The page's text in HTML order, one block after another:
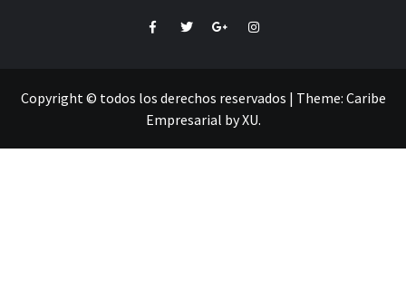
FacebookTwitterGoogle+Instagram
Copyright © todos los derechos reservados | Theme: Caribe
Empresarial byXU.